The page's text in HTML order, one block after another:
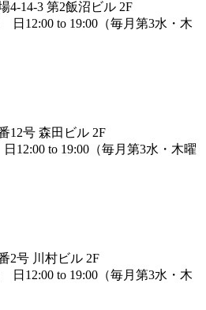
4-14-3 第2飯沼ビル 2F
日12:00 to 19:00（毎月第3水・木
12号 森田ビル 2F
12:00 to 19:00（毎月第3水・木曜
2号 川村ビル 2F
日12:00 to 19:00（毎月第3水・木